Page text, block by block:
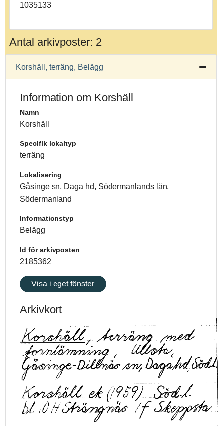
1035133
Antal arkivposter: 2
Korshäll, terräng, Belägg
Information om Korshäll
Namn
Korshäll
Specifik lokaltyp
terräng
Lokalisering
Gåsinge sn, Daga hd, Södermanlands län,
Södermanland
Informationstyp
Belägg
Id för arkivposten
2185362
Visa i eget fönster
Arkivkort